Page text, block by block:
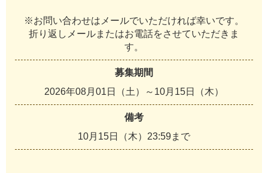
※お問い合わせはメールでいただければ幸いです。
折り返しメールまたはお電話をさせていただきま
す。
募集期間
2026年08月01日（土）～10月15日（木）
備考
10月15日（木）23:59まで